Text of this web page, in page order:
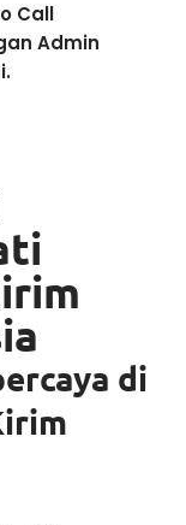
Call
Admin
di